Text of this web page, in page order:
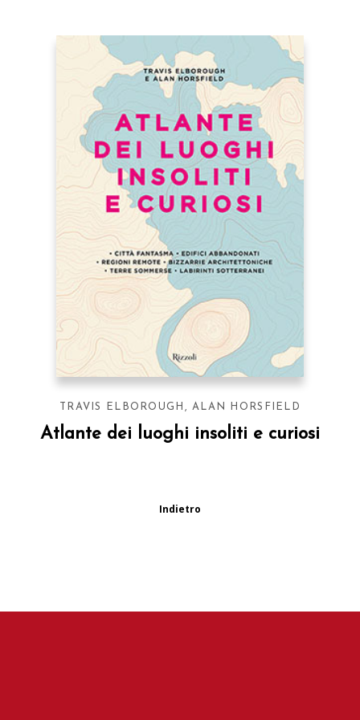
TRAVIS ELBOROUGH ,ALAN HORSFIELD
Atlante dei luoghi insoliti e curiosi
Indietro